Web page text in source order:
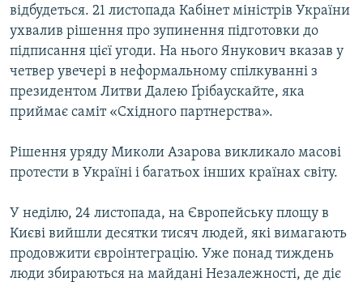
відбудеться. 21 листопада Кабінет міністрів України
ухвалив рішення про зупинення підготовки до
підписання цієї угоди. На нього Янукович вказав у
четвер увечері в неформальному спілкуванні з
президентом Литви Далею Ґрібаускайте, яка
приймає саміт «Східного партнерства».
Рішення уряду Миколи Азарова викликало масові
протести в Україні і багатьох інших країнах світу.
У неділю, 24 листопада, на Європейську площу в
Києві вийшли десятки тисяч людей, які вимагають
продовжити євроінтеграцію. Уже понад тиждень
люди збираються на майдані Незалежності, де діє